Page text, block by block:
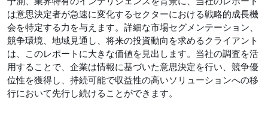
は意思決定者が急速に変化するセクターにおける戦略的成長機
会を特定する力を与えます。詳細な市場セグメンテーション、
競争環境、地域見通し、将来の投資動向を求めるクライアント
は、このレポートに大きな価値を見出します。当社の調査を活
用することで、企業は情報に基づいた意思決定を行い、競争優
位性を獲得し、持続可能で収益性の高いソリューションへの移
行において先行し続けることができます。